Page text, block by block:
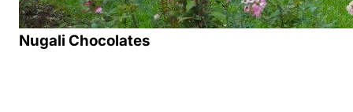
Nugali Chocolates